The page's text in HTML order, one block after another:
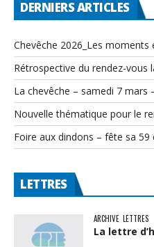
DERNIERS ARTICLES
Chevêche 2026_Les moments
Rétrospective du rendez-vous
La chevêche – samedi 7 mars
Nouvelle thématique pour le
Foire aux dindons – fête sa 59
LETTRES
ARCHIVE LETTRES
La lettre